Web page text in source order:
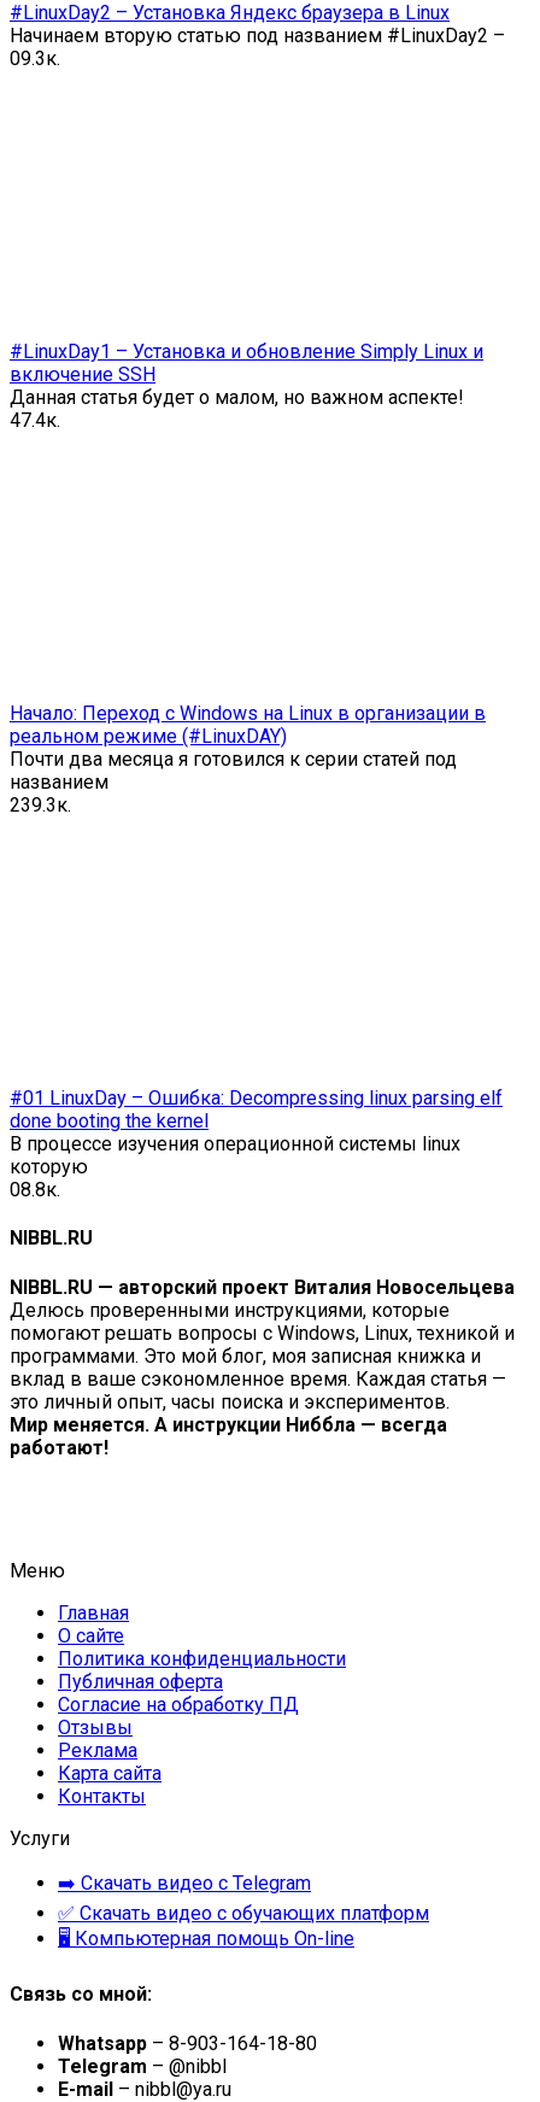
#LinuxDay2 – Установка Яндекс браузера в Linux
Начинаем вторую статью под названием #LinuxDay2 –
09.3к.
#LinuxDay1 – Установка и обновление Simply Linux и
включение SSH
Данная статья будет о малом, но важном аспекте!
47.4к.
Начало: Переход c Windows на Linux в организации в
реальном режиме (#LinuxDAY)
Почти два месяца я готовился к серии статей под
названием
239.3к.
#01 LinuxDay – Ошибка: Decompressing linux parsing elf
done booting the kernel
В процессе изучения операционной системы linux
которую
08.8к.
NIBBL.RU
NIBBL.RU — авторский проект Виталия Новосельцева
Делюсь проверенными инструкциями, которые
помогают решать вопросы с Windows, Linux, техникой и
программами. Это мой блог, моя записная книжка и
вклад в ваше сэкономленное время. Каждая статья —
это личный опыт, часы поиска и экспериментов.
Мир меняется. А инструкции Ниббла — всегда
работают!
Меню
Главная
О сайте
Политика конфиденциальности
Публичная оферта
Согласие на обработку ПД
Отзывы
Реклама
Карта сайта
Контакты
Услуги
➡️ Скачать видео с Telegram
✅ Скачать видео с обучающих платформ
🖥 Компьютерная помощь On-line
Связь со мной:
Whatsapp – 8-903-164-18-80
Telegram – @nibbl
E-mail – nibbl@ya.ru